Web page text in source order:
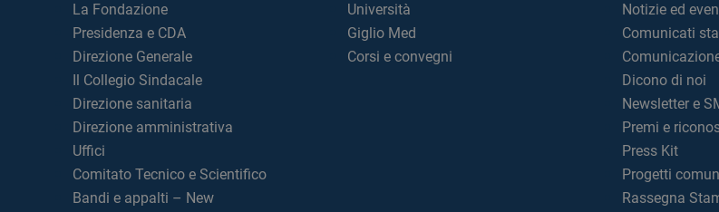
La Fondazione
Presidenza e CDA
Direzione Generale
Il Collegio Sindacale
Direzione sanitaria
Direzione amministrativa
Uffici
Comitato Tecnico e Scientifico
Bandi e appalti – New
Università
Giglio Med
Corsi e convegni
Notizie ed
Comunicati
Dicono di noi
Newsletter e
Premi e
Press Kit
Progetti
Rassegna